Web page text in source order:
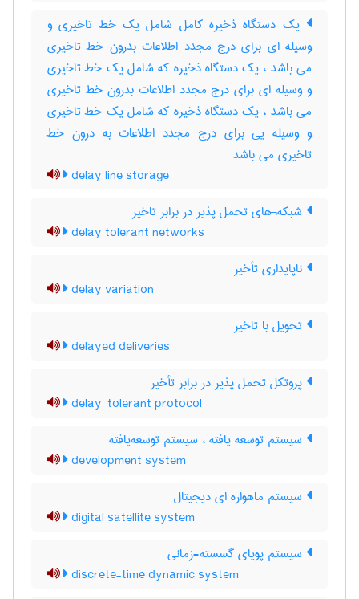
یک دستگاه ذخیره کامل شامل یک خط تاخیری و
وسیله ای برای درج مجدد اطلاعات بدرون خط تاخیری
می باشد ، یک دستگاه ذخیره که شامل یک خط تاخیری
و وسیله ای برای درج مجدد اطلاعات بدرون خط تاخیری
می باشد ، یک دستگاه ذخیره که شامل یک خط تاخیری
و وسیله یی برای درج مجدد اطلاعات به درون خط
تاخیری می باشد
delay line storage
شبکه¬های تحمل پذیر در برابر تاخیر
delay tolerant networks
ناپایداری تأخیر
delay variation
تحویل با تاخیر
delayed deliveries
پروتکل تحمل پذیر در برابر تأخیر
delay-tolerant protocol
سیستم توسعه یافته ، سیستم توسعه‌یافته
development system
سیستم ماهواره ای دیجیتال
digital satellite system
سیستم پویای گسسته-زمانی
discrete-time dynamic system